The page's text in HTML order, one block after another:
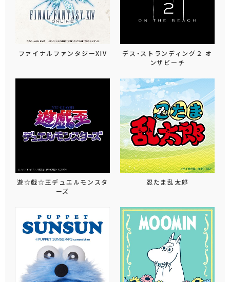
ファイナルファンタジーXIV
デス・ストランディング２ オ
ンザビーチ
遊☆戯☆王デュエルモンスタ
ーズ
忍たま乱太郎